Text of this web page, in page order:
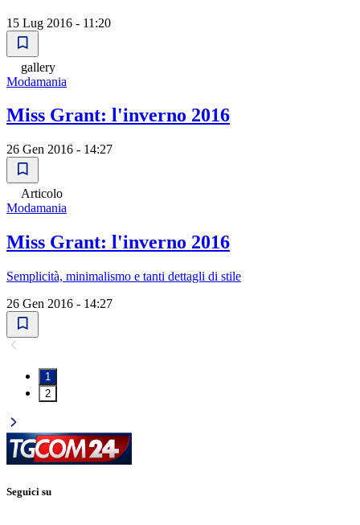
15 Lug 2016 - 11:20
gallery
Modamania
Miss Grant: l'inverno 2016
26 Gen 2016 - 14:27
Articolo
Modamania
Miss Grant: l'inverno 2016
Semplicità, minimalismo e tanti dettagli di stile
26 Gen 2016 - 14:27
1
2
Seguici su